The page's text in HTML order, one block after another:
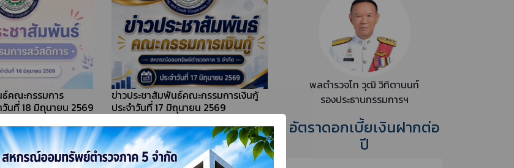
ธ์คณะกรรมการ
วันที่ 23 กรกฎาคม
ข่าวประชาสัมพันธ์คณะกรรมการเงินกู้
ประจำวันที่ 15 กรกฎาคม 2569
พลตำรวจโท กฤตธาพล ยี่สาคร
ประธานกรรมการดำเนินการฯ
คณะกรรมการ